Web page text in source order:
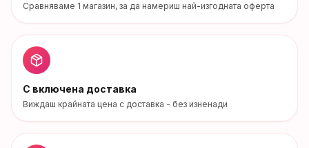
Сравняваме 1 магазин, за да намериш най-изгодната оферта
С включена доставка
Виждаш крайната цена с доставка - без изненади